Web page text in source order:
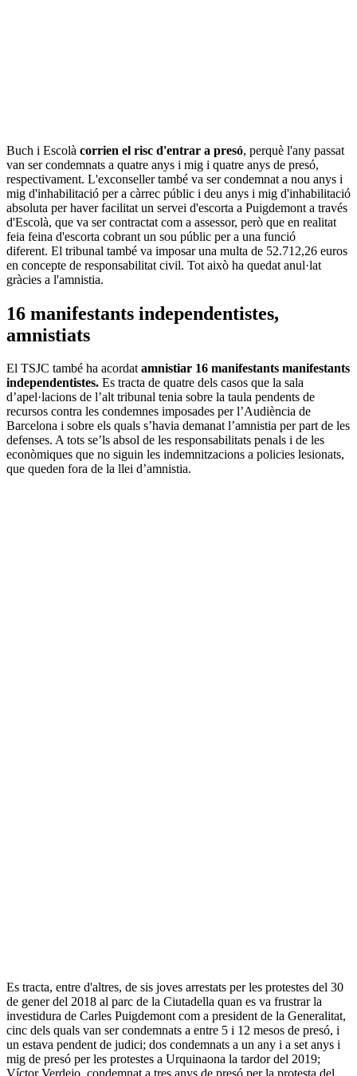
Buch i Escolà corrien el risc d'entrar a presó, perquè l'any passat
van ser condemnats a quatre anys i mig i quatre anys de presó,
respectivament. L'exconseller també va ser condemnat a nou anys i
mig d'inhabilitació per a càrrec públic i deu anys i mig d'inhabilitació
absoluta per haver facilitat un servei d'escorta a Puigdemont a través
d'Escolà, que va ser contractat com a assessor, però que en realitat
feia feina d'escorta cobrant un sou públic per a una funció
diferent. El tribunal també va imposar una multa de 52.712,26 euros
en concepte de responsabilitat civil. Tot això ha quedat anul·lat
gràcies a l'amnistia.
16 manifestants independentistes,
amnistiats
El TSJC també ha acordatamnistiar 16 manifestants manifestants
independentistes. Es tracta de quatre dels casos que la sala
d’apel·lacions de l’alt tribunal tenia sobre la taula pendents de
recursos contra les condemnes imposades per l’Audiència de
Barcelona i sobre els quals s’havia demanat l’amnistia per part de les
defenses. A tots se’ls absol de les responsabilitats penals i de les
econòmiques que no siguin les indemnitzacions a policies lesionats,
que queden fora de la llei d’amnistia.
Es tracta, entre d'altres, de sis joves arrestats per les protestes del 30
de gener del 2018 al parc de la Ciutadella quan es va frustrar la
investidura de Carles Puigdemont com a president de la Generalitat,
cinc dels quals van ser condemnats a entre 5 i 12 mesos de presó, i
un estava pendent de judici; dos condemnats a un any i a set anys i
mig de presó per les protestes a Urquinaona la tardor del 2019;